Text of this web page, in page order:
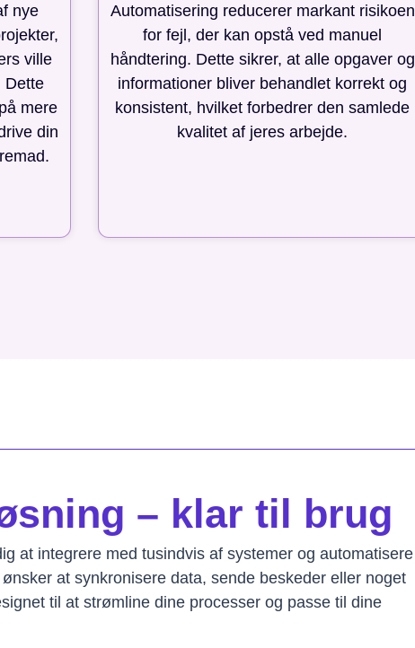
nye
ville
Dette
mere
din
Automatisering reducerer markant risikoen
for fejl, der kan opstå ved manuel
håndtering. Dette sikrer, at alle opgaver og
informationer bliver behandlet korrekt og
konsistent, hvilket forbedrer den samlede
kvalitet af jeres arbejde.
– klar til brug
at integrere med tusindvis af systemer og automatisere
at synkronisere data, sende beskeder eller noget
til at strømline dine processer og passe til dine